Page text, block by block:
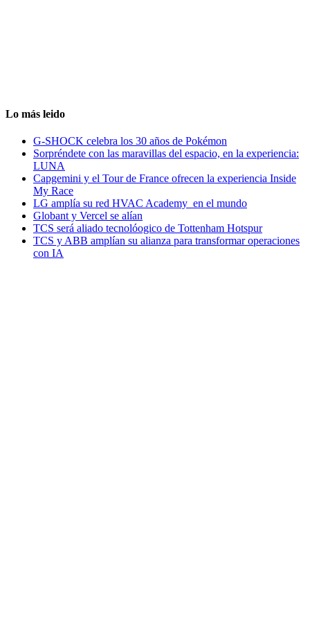
Lo más leido
G-SHOCK celebra los 30 años de Pokémon
Sorpréndete con las maravillas del espacio, en la experiencia:
LUNA
Capgemini y el Tour de France ofrecen la experiencia Inside
My Race
LG amplía su red HVAC Academy en el mundo
Globant y Vercel se alían
TCS será aliado tecnolóogico de Tottenham Hotspur
TCS y ABB amplían su alianza para transformar operaciones
con IA